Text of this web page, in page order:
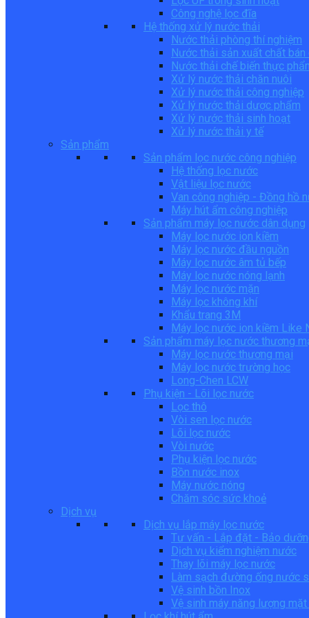
Công nghệ lọc đĩa
Hệ thống xử lý nước thải
Nước thải phòng thí nghiệm
Nước thải sản xuất chất bán
Nước thải chế biến thực
Xử lý nước thải chăn nuôi
Xử lý nước thải công nghiệp
Xử lý nước thải dược phẩm
Xử lý nước thải sinh hoạt
Xử lý nước thải y tế
Sản phẩm
Sản phẩm lọc nước công nghiệp
Hệ thống lọc nước
Vật liệu lọc nước
Van công nghiệp - Đồng hồ
Máy hút ẩm công nghiệp
Sản phẩm máy lọc nước dân dụng
Máy lọc nước ion kiềm
Máy lọc nước đầu nguồn
Máy lọc nước âm tủ bếp
Máy lọc nước nóng lạnh
Máy lọc nước mặn
Máy lọc không khí
Khẩu trang 3M
Máy lọc nước ion kiềm Like
Sản phẩm máy lọc nước thương
Máy lọc nước thương mại
Máy lọc nước trường học
Long-Chen LCW
Phụ kiện - Lõi lọc nước
Lọc thô
Vòi sen lọc nước
Lõi lọc nước
Vòi nước
Phụ kiện lọc nước
Bồn nước inox
Máy nước nóng
Chăm sóc sức khoẻ
Dịch vụ
Dịch vụ lắp máy lọc nước
Tư vấn - Lắp đặt - Bảo
Dịch vụ kiểm nghiệm nước
Thay lõi máy lọc nước
Làm sạch đường ống nước
Vệ sinh bồn Inox
Vệ sinh máy năng lượng